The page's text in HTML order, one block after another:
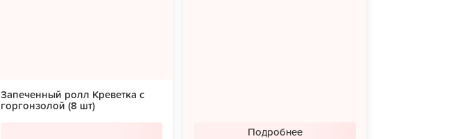
Запеченный ролл Креветка с
горгонзолой (8 шт)
Подробнее